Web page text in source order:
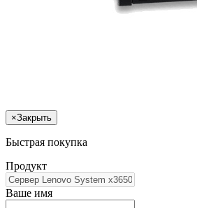
×Закрыть
Быстрая покупка
Продукт
Ваше имя